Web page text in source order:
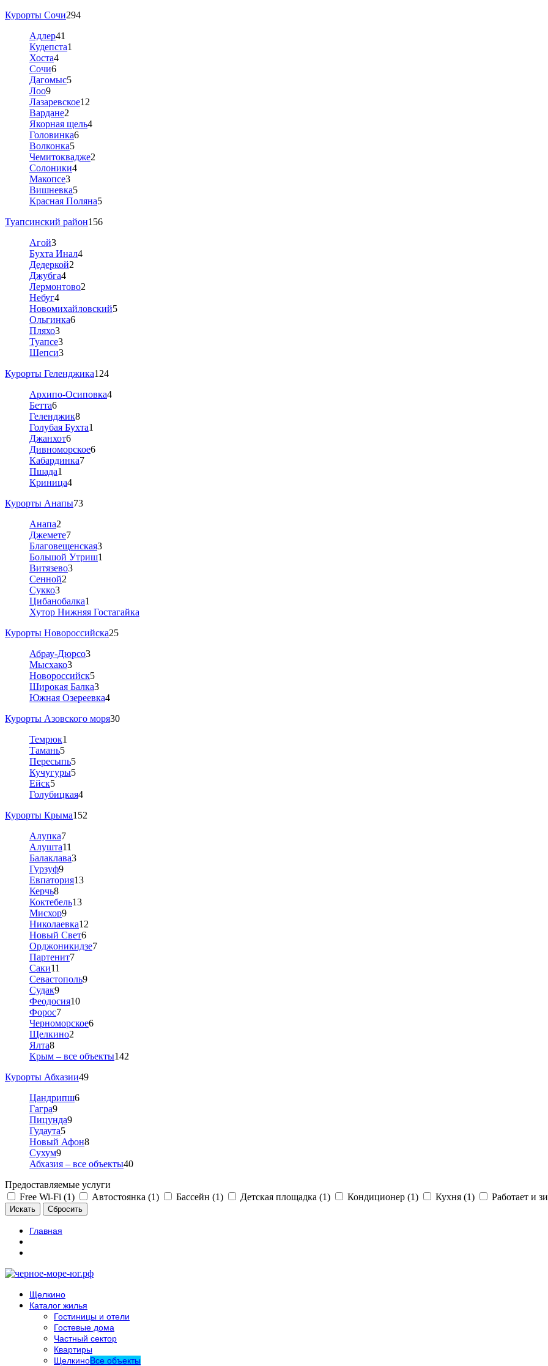
Курорты Сочи294
Адлер41
Кудепста1
Хоста4
Сочи6
Дагомыс5
Лоо9
Лазаревское12
Вардане2
Якорная щель4
Головинка6
Волконка5
Чемитоквадже2
Солоники4
Макопсе3
Вишневка5
Красная Поляна5
Туапсинский район156
Агой3
Бухта Инал4
Дедеркой2
Джубга4
Лермонтово2
Небуг4
Новомихайловский5
Ольгинка6
Пляхо3
Туапсе3
Шепси3
Курорты Геленджика124
Архипо-Осиповка4
Бетта6
Геленджик8
Голубая Бухта1
Джанхот6
Дивноморское6
Кабардинка7
Пшада1
Криница4
Курорты Анапы73
Анапа2
Джемете7
Благовещенская3
Большой Утриш1
Витязево3
Сенной2
Сукко3
Цибанобалка1
Хутор Нижняя Гостагайка
Курорты Новороссийска25
Абрау-Дюрсо3
Мысхако3
Новороссийск5
Широкая Балка3
Южная Озереевка4
Курорты Азовского моря30
Темрюк1
Тамань5
Пересыпь5
Кучугуры5
Ейск5
Голубицкая4
Курорты Крыма152
Алупка7
Алушта11
Балаклава3
Гурзуф9
Евпатория13
Керчь8
Коктебель13
Мисхор9
Николаевка12
Новый Свет6
Орджоникидзе7
Партенит7
Саки11
Севастополь9
Судак9
Феодосия10
Форос7
Черноморское6
Щелкино2
Ялта8
Крым – все объекты142
Курорты Абхазии49
Цандрипш6
Гагра9
Пицунда9
Гудаута5
Новый Афон8
Сухум9
Абхазия – все объекты40
Предоставляемые услуги
Free Wi-Fi (1)
Автостоянка (1) Бассейн (1) Детская площадка (1) Кондиционер (1) Кухня (1) Работает и
Главная
Щелкино
Каталог жилья
Гостиницы и отели
Гостевые дома
Частный сектор
Квартиры
ЩелкиноВсе объекты